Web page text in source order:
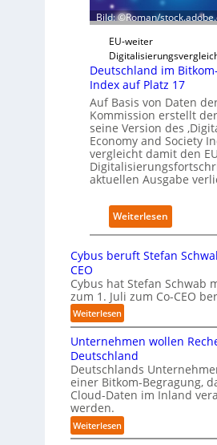
y
u
s
b
a
u
e
r
i
t
s
e
r
ö
f
f
n
e
n
e
u
e
C
a
p
u
Bild: ©Roman/
EU-weiter
Deutschland im
Index auf Platz 17
Auf Basis von Daten
Kommission erstellt
seine Version des
Economy and Society
vergleicht damit den
aktuellen Ausgabe
Weiterlesen:
D
u
s
c
l
a
d
i
m
Cybus beruft Stefan
CEO
Cybus hat Stefan Schwab
zum 1. Juli zum Co-CEO
Weiterlesen:
C
y
b
u
s
b
r
u
Unternehmen wollen
Deutschland
Deutschlands
einer Bitkom-Begragung,
Cloud-Daten im Inland
werden.
Weiterlesen:
U